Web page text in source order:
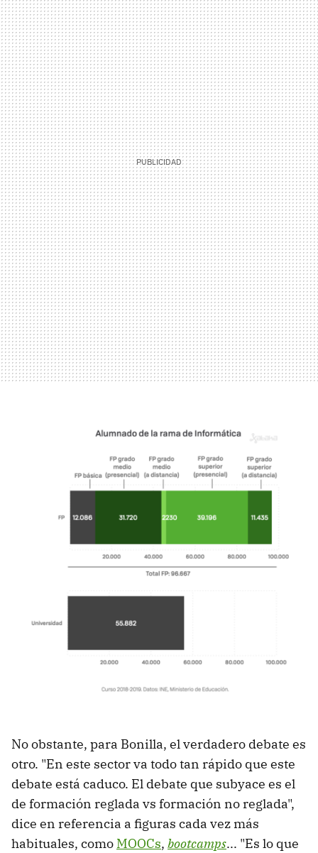
No obstante, para Bonilla, el verdadero debate es
otro. "En este sector va todo tan rápido que este
debate está caduco. El debate que subyace es el
de formación reglada vs formación no reglada",
dice en referencia a figuras cada vez más
habituales, como MOOCs, bootcamps... "Es lo que